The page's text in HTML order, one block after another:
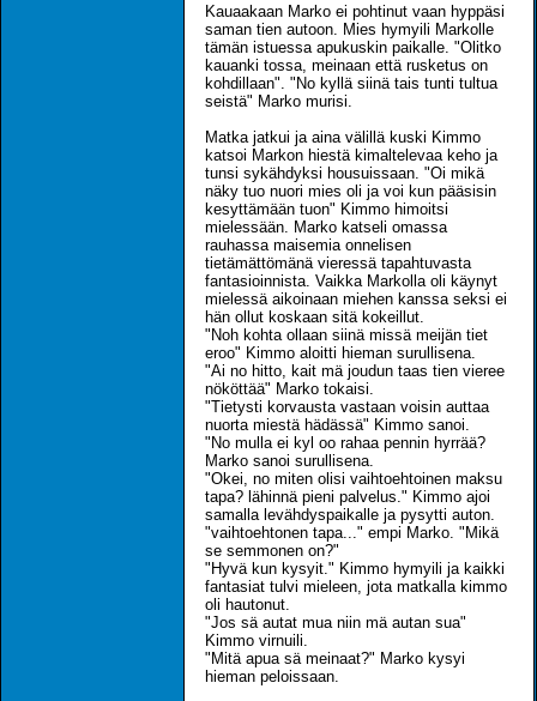
Kauaakaan Marko ei pohtinut vaan hyppäsi
saman tien autoon. Mies hymyili Markolle
tämän istuessa apukuskin paikalle. "Olitko
kauanki tossa, meinaan että rusketus on
kohdillaan". "No kyllä siinä tais tunti tultua
seistä" Marko murisi.
Matka jatkui ja aina välillä kuski Kimmo
katsoi Markon hiestä kimaltelevaa keho ja
tunsi sykähdyksi housuissaan. "Oi mikä
näky tuo nuori mies oli ja voi kun pääsisin
kesyttämään tuon" Kimmo himoitsi
mielessään. Marko katseli omassa
rauhassa maisemia onnelisen
tietämättömänä vieressä tapahtuvasta
fantasioinnista. Vaikka Markolla oli käynyt
mielessä aikoinaan miehen kanssa seksi ei
hän ollut koskaan sitä kokeillut.
"Noh kohta ollaan siinä missä meijän tiet
eroo" Kimmo aloitti hieman surullisena.
"Ai no hitto, kait mä joudun taas tien vieree
nököttää" Marko tokaisi.
"Tietysti korvausta vastaan voisin auttaa
nuorta miestä hädässä" Kimmo sanoi.
"No mulla ei kyl oo rahaa pennin hyrrää?
Marko sanoi surullisena.
"Okei, no miten olisi vaihtoehtoinen maksu
tapa? lähinnä pieni palvelus." Kimmo ajoi
samalla levähdyspaikalle ja pysytti auton.
"vaihtoehtonen tapa..." empi Marko. "Mikä
se semmonen on?"
"Hyvä kun kysyit." Kimmo hymyili ja kaikki
fantasiat tulvi mieleen, jota matkalla kimmo
oli hautonut.
"Jos sä autat mua niin mä autan sua"
Kimmo virnuili.
"Mitä apua sä meinaat?" Marko kysyi
hieman peloissaan.